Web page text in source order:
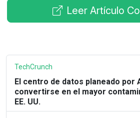
Leer Artículo
TechCrunch
El centro de datos planeado por
convertirse en el mayor
EE. UU.